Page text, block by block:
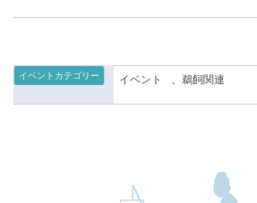
イベントカテゴリー イベント 鵜飼関連